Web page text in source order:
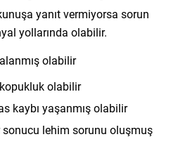
yanıt vermiyorsa sorun
yollarında olabilir.
olabilir
olabilir
kaybı yaşanmış olabilir
sonucu lehim sorunu oluşmuş